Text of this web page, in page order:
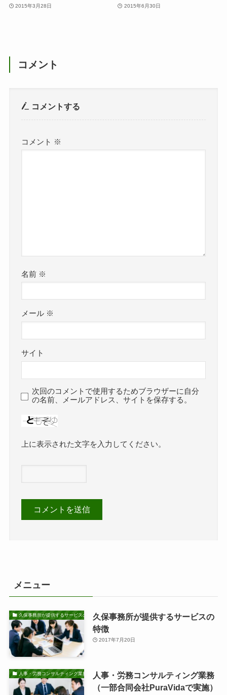
2015年3月28日 2015年6月30日
コメント
コメントする
コメント ※
名前 ※
メール ※
サイト
次回のコメントで使用するためブラウザーに自分
の名前、メールアドレス、サイトを保存する。
上に表示された文字を入力してください。
メニュー
久保事務所が提供するサービスの特徴久保事務所が提供するサービスの
特徴
2017年7月20日
人事・労務コンサルティング業務
人事・労務コンサルティング業務
（一部合同会社PuraVidaで実施）